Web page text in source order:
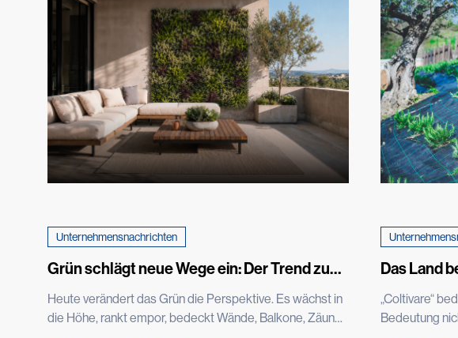
ist sogar aus dem Weltraum sichtbar. Der
Wärmeinseleffekt ist ein […]
Bericht
[…]
Unternehmensnachrichten
Grün schlägt neue Wege ein: Der Trend zu
erobert
Heute verändert das Grün die Perspektive. Es wächst in
die Höhe, rankt empor, bedeckt Wände, Balkone, Zäune
Das Land
„Coltivare“
Bedeutung